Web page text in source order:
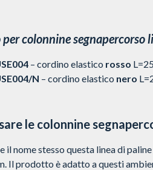
colonnine segnapercorso
– cordino elastico rosso
N – cordino elastico nero
le colonnine
il nome stesso questa linea di
Il prodotto è adatto a questi